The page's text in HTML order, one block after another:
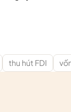
thu hút FDI